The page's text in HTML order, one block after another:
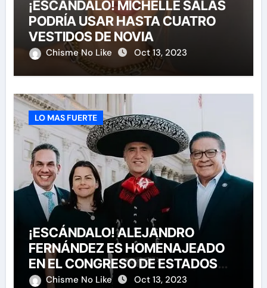
¡ESCÁNDALO! MICHELLE SALAS
PODRÍA USAR HASTA CUATRO
VESTIDOS DE NOVIA
Chisme No Like Oct 13, 2023
LO MAS FUERTE
¡ESCÁNDALO! ALEJANDRO
FERNÁNDEZ ES HOMENAJEADO
EN EL CONGRESO DE ESTADOS
UNIDOS
Chisme No Like Oct 13, 2023